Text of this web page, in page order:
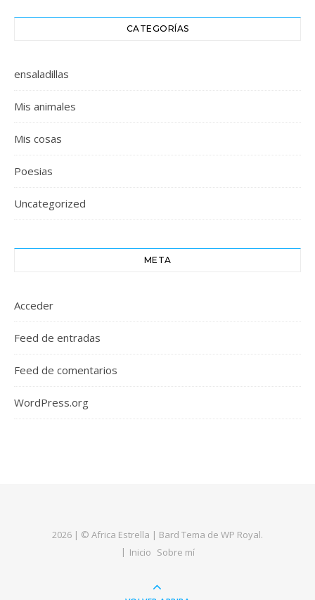
CATEGORÍAS
ensaladillas
Mis animales
Mis cosas
Poesias
Uncategorized
META
Acceder
Feed de entradas
Feed de comentarios
WordPress.org
2026 | © Africa Estrella | Bard Tema de WP Royal.
Inicio Sobre mí